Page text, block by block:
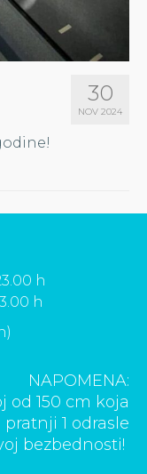
30
NOV 2024
h
h
NAPOMENA:
od 150 cm koja
1 odrasle
bezbednosti!